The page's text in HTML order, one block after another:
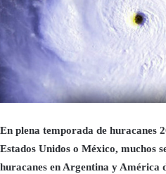
En plena temporada de huracanes
Estados Unidos o México, muchos
huracanes en Argentina y América